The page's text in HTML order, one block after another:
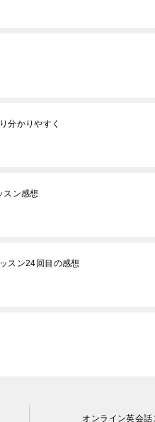
分かりやすく
スン感想
スン24回目の感想
オンライン英会